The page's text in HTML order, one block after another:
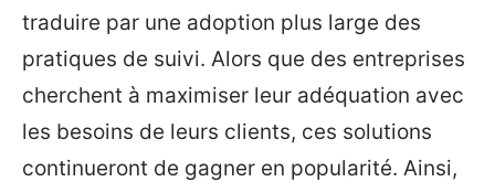
traduire par une adoption plus large des
pratiques de suivi. Alors que des entreprises
cherchent à maximiser leur adéquation avec
les besoins de leurs clients, ces solutions
continueront de gagner en popularité. Ainsi,